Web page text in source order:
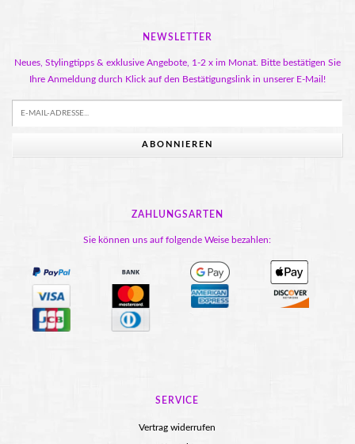
NEWSLETTER
Neues, Stylingtipps & exklusive Angebote, 1-2 x im Monat. Bitte bestätigen Sie
Ihre Anmeldung durch Klick auf den Bestätigungslink in unserer E-Mail!
ABONNIEREN
ZAHLUNGSARTEN
Sie können uns auf folgende Weise bezahlen:
SERVICE
Vertrag widerrufen